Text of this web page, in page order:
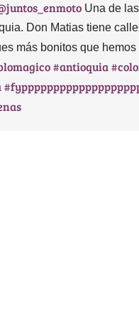
Una de
Don Matias tiene
más bonitos que hemos
#antioquia